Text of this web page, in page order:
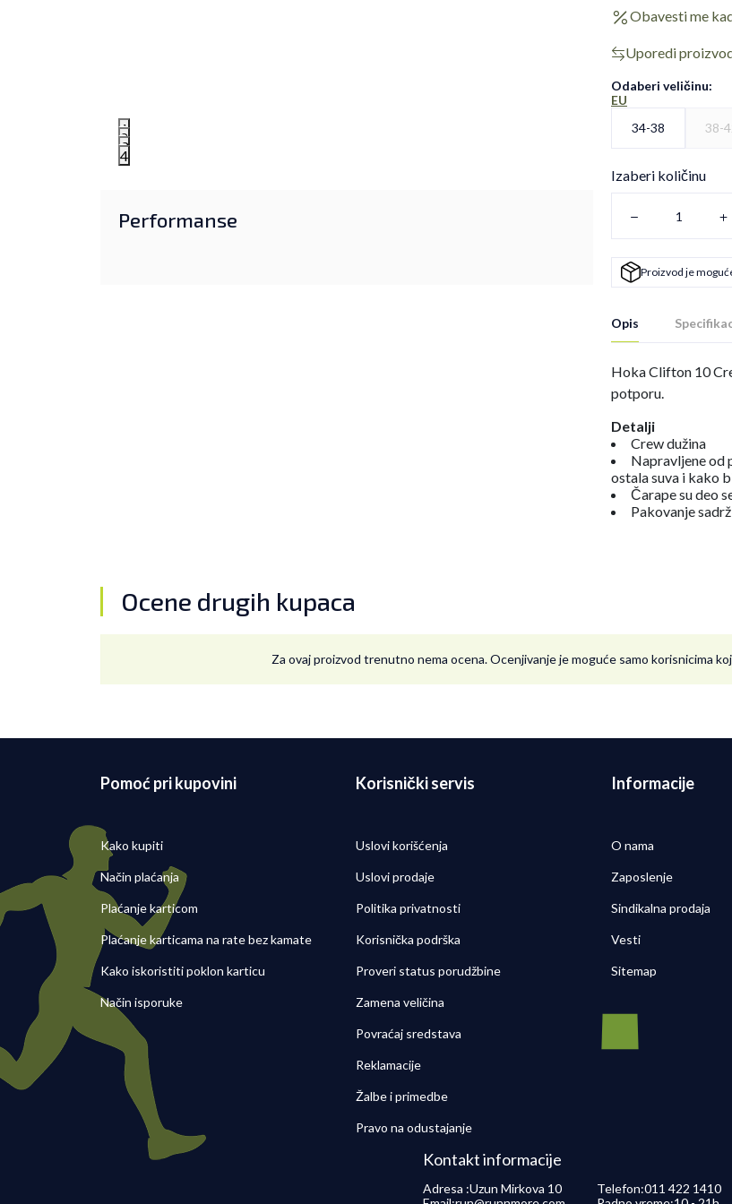
1
2
3
4
Performanse
Obavesti me
Uporedi
Odaberi veličinu:
EU
34-38 38-
Izaberi količinu
Proizvod je
Opis
Hoka Clifton 10
potporu.
Detalji
Crew dužina
Napravljene od
ostala suva i kako
Čarape su deo
Pakovanje
Ocene drugih kupaca
Za ovaj proizvod trenutno nema ocena. Ocenjivanje je moguće samo korisnicima
Pomoć pri kupovini
Kako kupiti
Način plaćanja
Plaćanje karticom
Plaćanje karticama na rate bez kamate
Kako iskoristiti poklon karticu
Način isporuke
Korisnički servis
Uslovi korišćenja
Uslovi prodaje
Politika privatnosti
Korisnička podrška
Proveri status porudžbine
Zamena veličina
Povraćaj sredstava
Reklamacije
Žalbe i primedbe
Pravo na odustajanje
Informacije
O nama
Zaposlenje
Sindikalna prodaja
Vesti
Sitemap
Kontakt informacije
Adresa :Uzun Mirkova 10 Telefon:011 422 1410